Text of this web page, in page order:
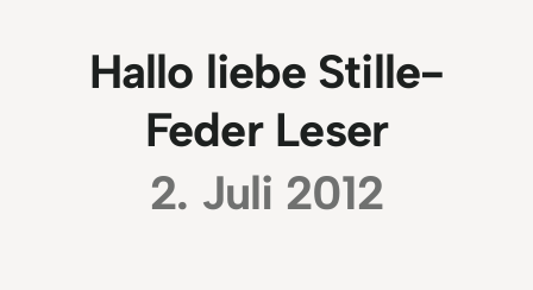
Hallo liebe Stille-
Feder Leser
2. Juli 2012